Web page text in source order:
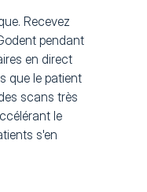
Recevez
pendant
en direct
que le patient
scans très
le
s'en